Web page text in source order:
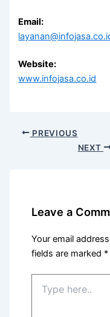
Email:
Website:
www.infojasa.co.id
PREVIOUS
NEXT
Leave a
Your email
fields are marked *
here..